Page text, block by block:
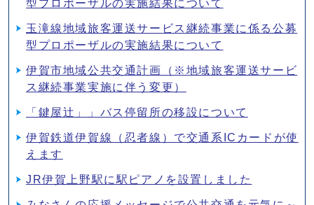
型プロポーザルの実施結果について
玉滝線地域旅客運送サービス継続事業に係る公募
型プロポーザルの実施結果について
伊賀市地域公共交通計画（※地域旅客運送サービ
ス継続事業実施に伴う変更）
「鍵屋辻」」バス停留所の移設について
伊賀鉄道伊賀線（忍者線）で交通系ICカードが使
えます
JR伊賀上野駅に駅ピアノを設置しました